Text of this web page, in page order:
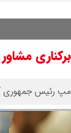
رئیس جمهوری